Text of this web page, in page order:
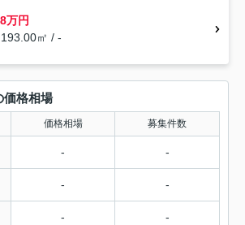
万円
㎡ / -
価格相場
価格相場 募集件数
- -
- -
- -